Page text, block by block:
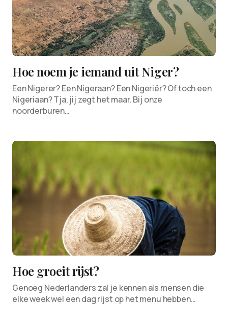
Hoe noem je iemand uit Niger?
Een Nigerer? Een Nigeraan? Een Nigeriër? Of toch een
Nigeriaan? Tja, jij zegt het maar. Bij onze
noorderburen…
Hoe groeit rijst?
Genoeg Nederlanders zal je kennen als mensen die
elke week wel een dag rijst op het menu hebben…